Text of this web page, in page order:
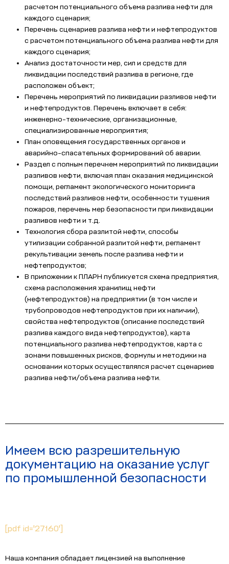
расчетом потенциального объема разлива нефти для
каждого сценария;
Перечень сценариев разлива нефти и нефтепродуктов
с расчетом потенциального объема разлива нефти для
каждого сценария;
Анализ достаточности мер, сил и средств для
ликвидации последствий разлива в регионе, где
расположен объект;
Перечень мероприятий по ликвидации разливов нефти
и нефтепродуктов. Перечень включает в себя:
инженерно-технические, организационные,
специализированные мероприятия;
План оповещения государственных органов и
аварийно-спасательных формирований об аварии.
Раздел с полным перечнем мероприятий по ликвидации
разливов нефти, включая план оказания медицинской
помощи, регламент экологического мониторинга
последствий разливов нефти, особенности тушения
пожаров, перечень мер безопасности при ликвидации
разливов нефти и т.д.
Технология сбора разлитой нефти, способы
утилизации собранной разлитой нефти, регламент
рекультивации земель после разлива нефти и
нефтепродуктов;
В приложении к ПЛАРН публикуется схема предприятия,
схема расположения хранилищ нефти
(нефтепродуктов) на предприятии (в том числе и
трубопроводов нефтепродуктов при их наличии),
свойства нефтепродуктов (описание последствий
разлива каждого вида нефтепродуктов), карта
потенциального разлива нефтепродуктов, карта с
зонами повышенных рисков, формулы и методики на
основании которых осуществлялся расчет сценариев
разлива нефти/объема разлива нефти.
Имеем всю разрешительную
документацию на оказание услуг
по промышленной безопасности
[pdf id='27160']
Наша компания обладает лицензией на выполнение